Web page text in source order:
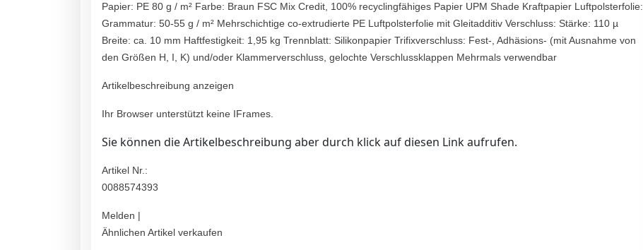
Papier: PE 80 g / m² Farbe: Braun FSC Mix Credit, 100% recyclingfähiges Papier UPM Shade Kraftpapier Luftpolsterfolie:
Grammatur: 50-55 g / m² Mehrschichtige co-extrudierte PE Luftpolsterfolie mit Gleitadditiv Verschluss: Stärke: 110 µ
Breite: ca. 10 mm Haftfestigkeit: 1,95 kg Trennblatt: Silikonpapier Trifixverschluss: Fest-, Adhäsions- (mit Ausnahme von
den Größen H, I, K) und/oder Klammerverschluss, gelochte Verschlussklappen Mehrmals verwendbar
Artikelbeschreibung anzeigen
Ihr Browser unterstützt keine IFrames.
Sie können die Artikelbeschreibung aber durch klick auf diesen Link aufrufen.
Artikel Nr.:
0088574393
Melden |
Ähnlichen Artikel verkaufen